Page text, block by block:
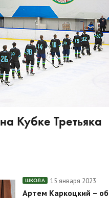
Кубке Третьяка
ШКОЛА 15 января 2023
Артем Каркоцкий – об